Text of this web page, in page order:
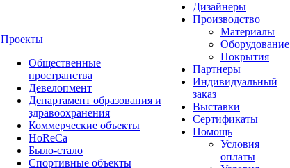
Проекты
Общественные
пространства
Девелопмент
Департамент образования и
здравоохранения
Коммерческие объекты
HoReCa
Было-стало
Спортивные объекты
Дизайнеры
Производство
Материалы
Оборудование
Покрытия
Партнеры
Индивидуальный
заказ
Выставки
Сертификаты
Помощь
Условия
оплаты